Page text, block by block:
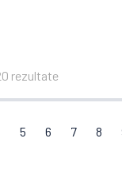
rezultate
5 6 7 8